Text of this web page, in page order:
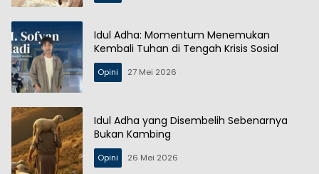
Idul Adha: Momentum Menemukan
Kembali Tuhan di Tengah Krisis Sosial
Opini 27 Mei 2026
Idul Adha yang Disembelih Sebenarnya
Bukan Kambing
Opini 26 Mei 2026